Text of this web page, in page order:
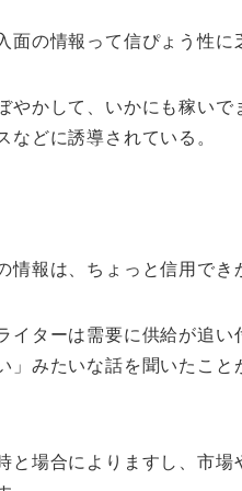
の情報って信ぴょう性に
やかして、いかにも稼いで
などに誘導されている。
報は、ちょっと信用でき
イターは需要に供給が追い
」みたいな話を聞いたこと
と場合によりますし、市場